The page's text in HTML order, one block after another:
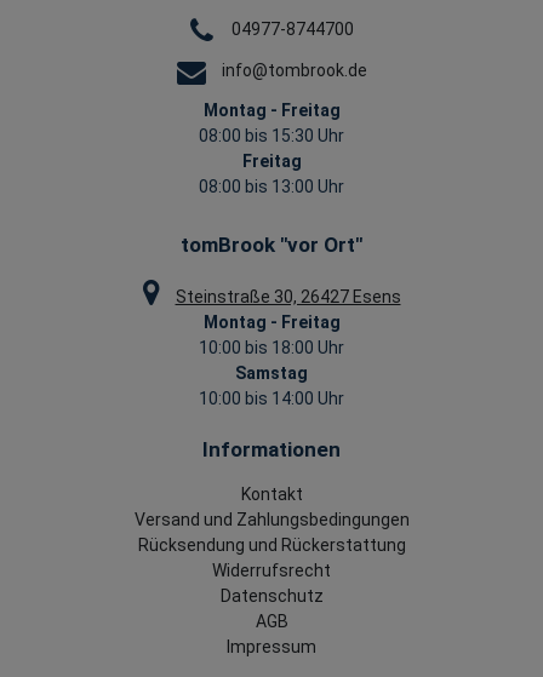
04977-8744700
info@tombrook.de
Montag - Freitag
08:00 bis 15:30 Uhr
Freitag
08:00 bis 13:00 Uhr
tomBrook "vor Ort"
Steinstraße 30, 26427 Esens
Montag - Freitag
10:00 bis 18:00 Uhr
Samstag
10:00 bis 14:00 Uhr
Informationen
Kontakt
Versand und Zahlungsbedingungen
Rücksendung und Rückerstattung
Widerrufsrecht
Datenschutz
AGB
Impressum